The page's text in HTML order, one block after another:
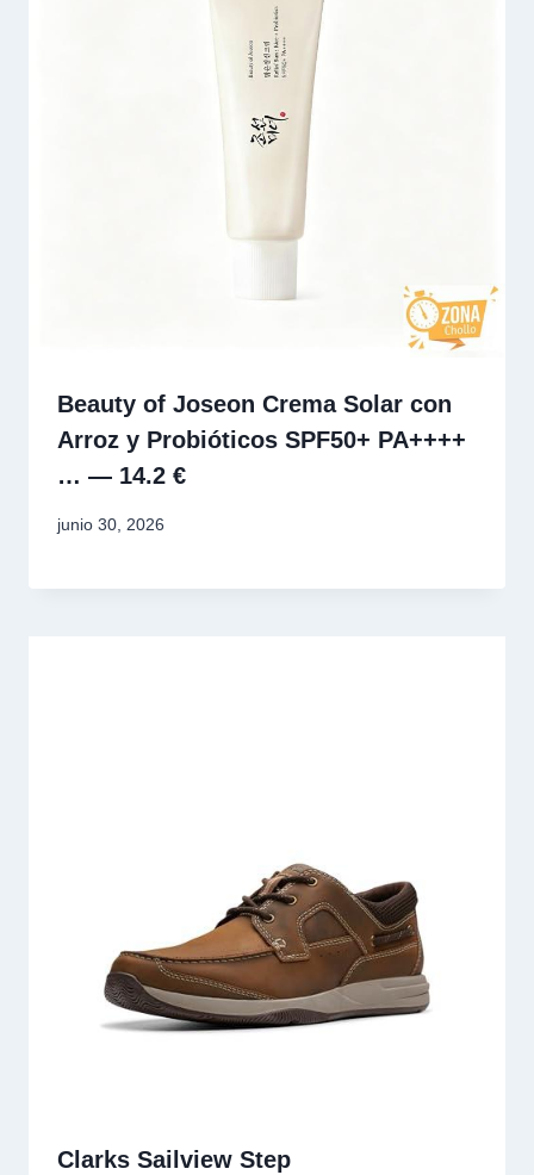
Beauty of Joseon Crema Solar con
Arroz y Probióticos SPF50+ PA++++
… — 14.2 €
junio 30, 2026
Clarks Sailview Step